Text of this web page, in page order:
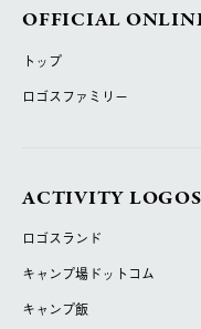
OFFICIAL
トップ
ロゴスファミリー
ACTIVITY LOGOS
ロゴスランド
キャンプ場ドットコム
キャンプ飯